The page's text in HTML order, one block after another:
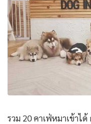
รวม 20 คาเฟ่หมาเข้าไ